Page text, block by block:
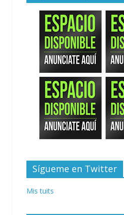
Sígueme en Twitter
Mis tuits